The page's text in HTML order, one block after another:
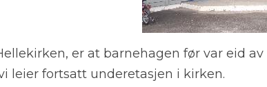
er at barnehagen før var eid av
leier fortsatt underetasjen i kirken.